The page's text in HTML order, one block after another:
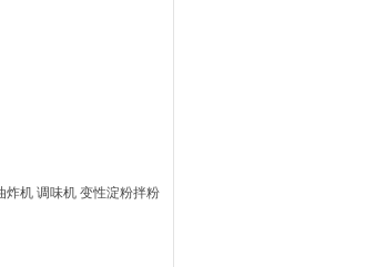
机 调味机 变性淀粉拌粉